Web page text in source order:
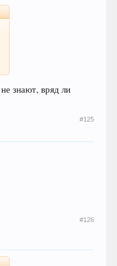
знают, вряд ли
#125
#126